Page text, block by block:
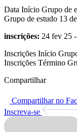
Data Início Grupo de
Grupo de estudo 13
inscrições: 24 fev 25
Inscrições Início
Inscrições Término
Compartilhar
Compartilhar no
Inscreva-se